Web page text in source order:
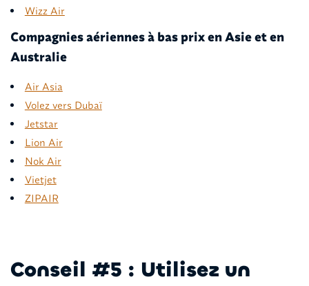
Wizz Air
Compagnies aériennes à bas prix en Asie et en
Australie
Air Asia
Volez vers Dubaï
Jetstar
Lion Air
Nok Air
Vietjet
ZIPAIR
Conseil #5 : Utilisez un